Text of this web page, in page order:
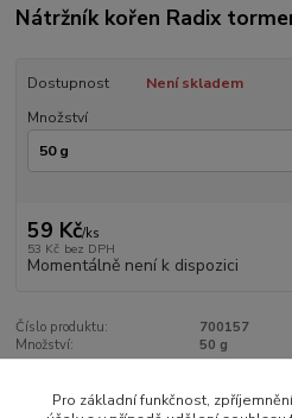
Nátržník kořen Radix
Dostupnost
Není skladem
Množství
59 Kč/ks
53 Kč bez DPH
Momentálně není k dispozici
Číslo produktu:
700157
Množství:
50 g
Zboží zařazeno v
Pro základní funkčnost,